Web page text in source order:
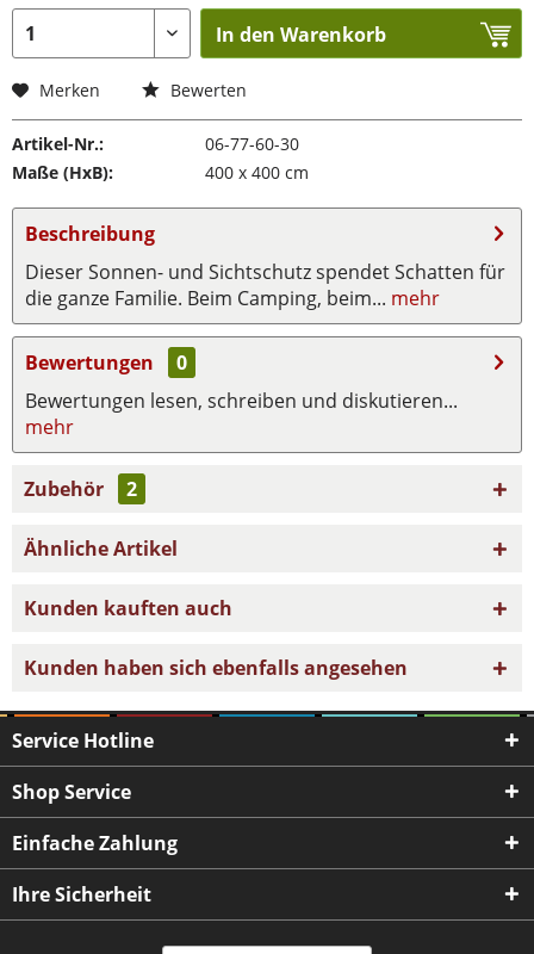
In den Warenkorb
Merken Bewerten
Artikel-Nr.:
06-77-60-30
Maße (HxB):
400 x 400 cm
Beschreibung
Dieser Sonnen- und Sichtschutz spendet Schatten für
die ganze Familie. Beim Camping, beim... mehr
Bewertungen
0
Bewertungen lesen, schreiben und diskutieren...
mehr
Zubehör 2
Ähnliche Artikel
Kunden kauften auch
Kunden haben sich ebenfalls angesehen
Service Hotline
Shop Service
Einfache Zahlung
Ihre Sicherheit